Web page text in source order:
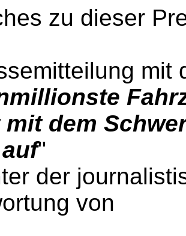
zu dieser
mit
dem
"
der
von